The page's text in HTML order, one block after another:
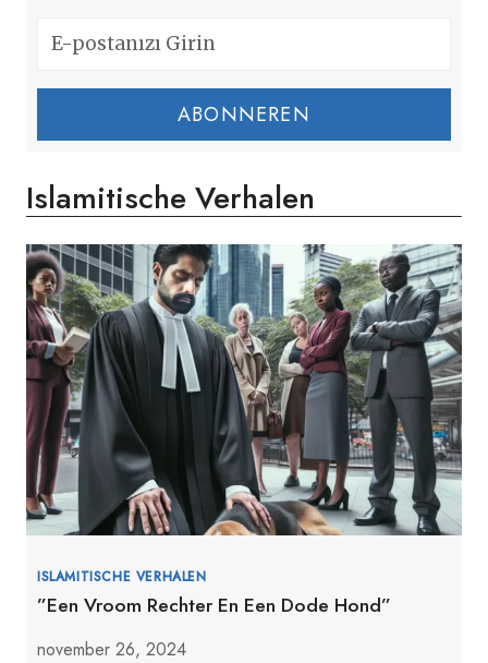
ABONNEREN
Islamitische Verhalen
ISLAMITISCHE VERHALEN
”Een Vroom Rechter En Een Dode Hond”
november 26, 2024